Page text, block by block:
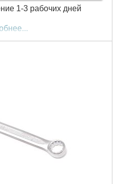
1-3 рабочих дней